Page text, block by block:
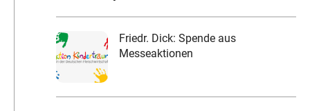
Friedr. Dick: Spende aus
Messeaktionen